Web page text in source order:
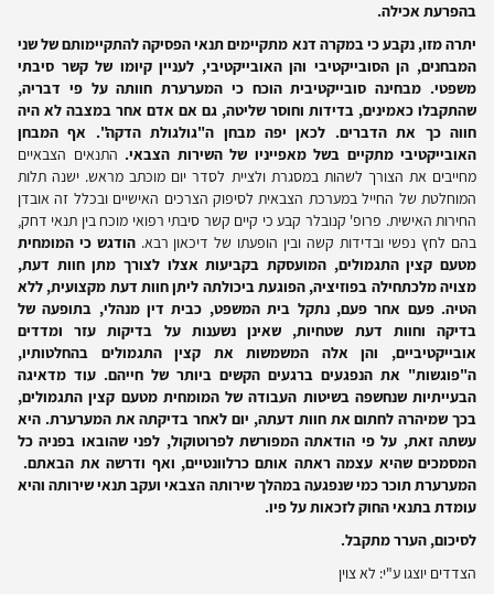
בהפרעת אכילה.
יתרה מזו, נקבע כי במקרה דנא מתקיימים תנאי הפסיקה להתקיימותם של שני
המבחנים, הן הסובייקטיבי והן האובייקטיבי, לעניין קיומו של קשר סיבתי
משפטי. מבחינה סובייקטיבית הוכח כי המערערת חוותה על פי דבריה,
שהתקבלו כאמינים, בדידות וחוסר שליטה, גם אם אדם אחר במצבה לא היה
חווה כך את הדברים. לכאן יפה מבחן ה"גולגולת הדקה". אף המבחן
האובייקטיבי מתקיים בשל מאפייניו של השירות הצבאי. התנאים הצבאיים
מחייבים את הצורך לשהות במסגרת ולציית לסדר יום מוכתב מראש. ישנה תלות
המוחלטת של החייל במערכת הצבאית לסיפוק הצרכים האישיים ובכלל זה אובדן
החירות האישית. פרופ' קנובלר קבע כי קיים קשר סיבתי רפואי מוכח בין תנאי דחק,
בהם לחץ נפשי ובדידות קשה ובין הופעתו של דיכאון רבא.הודגש כי המומחית
מטעם קצין התגמולים, המועסקת בקביעות אצלו לצורך מתן חוות דעת,
מצויה מלכתחילה בפוזיציה, הפוגעת ביכולתה ליתן חוות דעת מקצועית, ללא
הטיה. פעם אחר פעם, נתקל בית המשפט, כבית דין מנהלי, בתופעה של
בדיקה וחוות דעת שטחיות, שאינן נשענות על בדיקות עזר ומדדים
אובייקטיביים, והן אלה המשמשות את קצין התגמולים בהחלטותיו,
ה"פוגשות" את הנפגעים ברגעים הקשים ביותר של חייהם. עוד מדאיגה
הבעייתיות שנחשפה בשיטות העבודה של המומחית מטעם קצין התגמולים,
בכך שמיהרה לחתום את חוות דעתה, יום לאחר בדיקתה את המערערת. היא
עשתה זאת, על פי הודאתה המפורשת לפרוטוקול, לפני שהובאו בפניה כל
המסמכים שהיא עצמה ראתה אותם כרלוונטיים, ואף ודרשה את הבאתם.
המערערת תוכר כמי שנפגעה במהלך שירותה הצבאי ועקב תנאי שירותה והיא
עומדת בתנאי החוק לזכאות על פיו.
לסיכום, הערר מתקבל.
הצדדים יוצגו ע"י: לא צוין